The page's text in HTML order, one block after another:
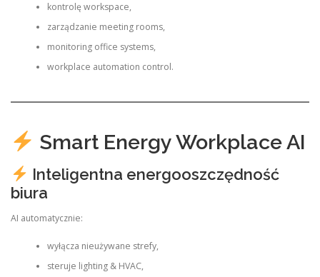
kontrolę workspace,
zarządzanie meeting rooms,
monitoring office systems,
workplace automation control.
Smart Energy Workplace AI
Inteligentna energooszczędność
biura
AI automatycznie:
wyłącza nieużywane strefy,
steruje lighting & HVAC,